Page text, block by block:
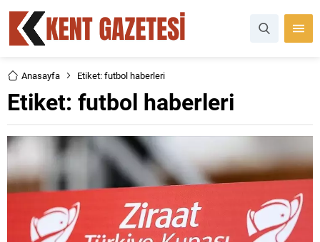
Anasayfa Etiket: futbol haberleri
Etiket: futbol haberleri